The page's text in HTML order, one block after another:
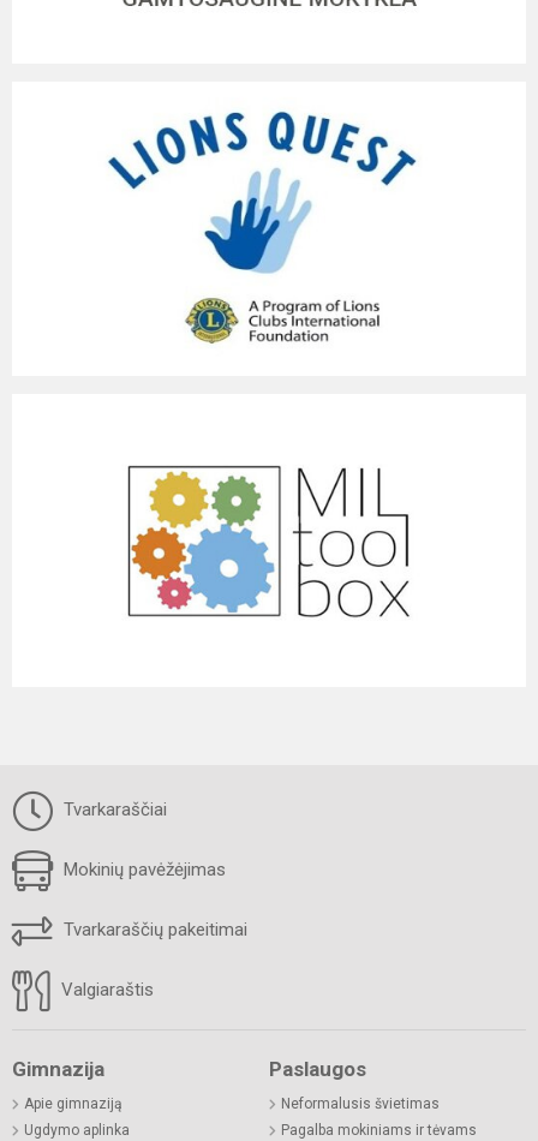
Tvarkaraščiai
Mokinių pavėžėjimas
Tvarkaraščių pakeitimai
Valgiaraštis
Gimnazija
Apie gimnaziją
Ugdymo aplinka
Paslaugos
Neformalusis švietimas
Pagalba mokiniams ir tėvams